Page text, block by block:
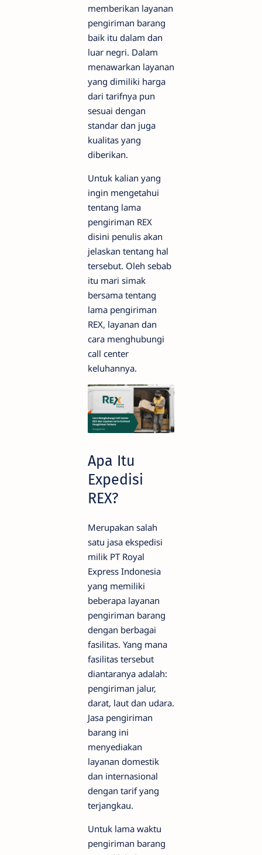
memberikan layanan
pengiriman barang
baik itu dalam dan
luar negri. Dalam
menawarkan layanan
yang dimiliki harga
dari tarifnya pun
sesuai dengan
standar dan juga
kualitas yang
diberikan.
Untuk kalian yang
ingin mengetahui
tentang lama
pengiriman REX
disini penulis akan
jelaskan tentang hal
tersebut. Oleh sebab
itu mari simak
bersama tentang
lama pengiriman
REX, layanan dan
cara menghubungi
call center
keluhannya.
Apa Itu
Expedisi
REX?
Merupakan salah
satu jasa ekspedisi
milik PT Royal
Express Indonesia
yang memiliki
beberapa layanan
pengiriman barang
dengan berbagai
fasilitas. Yang mana
fasilitas tersebut
diantaranya adalah:
pengiriman jalur,
darat, laut dan udara.
Jasa pengiriman
barang ini
menyediakan
layanan domestik
dan internasional
dengan tarif yang
terjangkau.
Untuk lama waktu
pengiriman barang